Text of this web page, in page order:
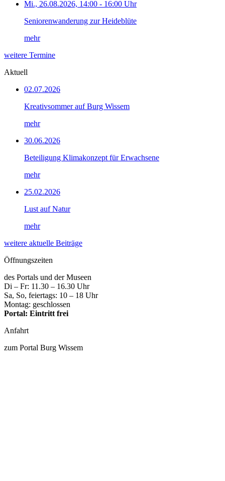
Mi., 26.08.2026, 14:00 - 16:00 Uhr
Seniorenwanderung zur Heideblüte
mehr
weitere Termine
Aktuell
02.07.2026
Kreativsommer auf Burg Wissem
mehr
30.06.2026
Beteiligung Klimakonzept für Erwachsene
mehr
25.02.2026
Lust auf Natur
mehr
weitere aktuelle Beiträge
Öffnungszeiten
des Portals und der Museen
Di – Fr: 11.30 – 16.30 Uhr
Sa, So, feiertags: 10 – 18 Uhr
Montag: geschlossen
Portal: Eintritt frei
Anfahrt
zum Portal Burg Wissem